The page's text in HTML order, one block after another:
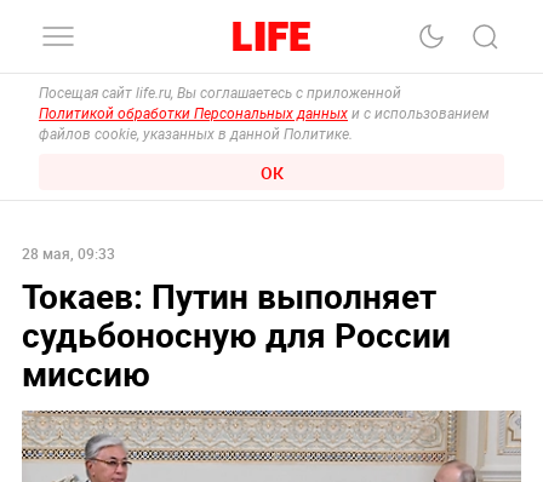
Посещая сайт life.ru, Вы соглашаетесь с приложенной
Политикой обработки Персональных данных и с использованием
файлов cookie, указанных в данной Политике.
ОК
28 мая, 09:33
Токаев: Путин выполняет
судьбоносную для России
миссию